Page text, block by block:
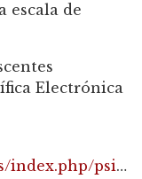
escala de
Electrónica
article/view/115